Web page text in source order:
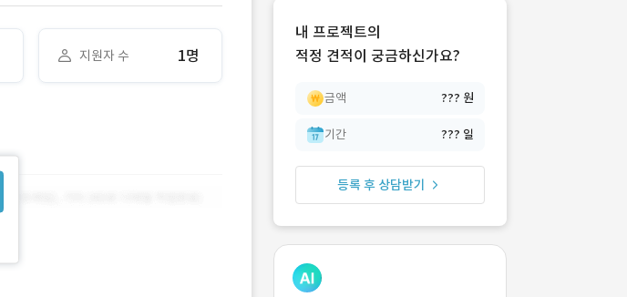
지원자 수 1명
내 프로젝트의
적정 견적이 궁금하신가요?
금액 ??? 원
기간 ??? 일
등록 후 상담받기